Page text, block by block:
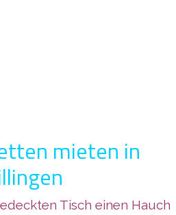
mieten in
Tisch einen Hauch